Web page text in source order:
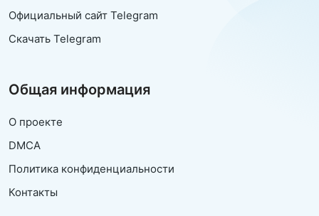
Официальный сайт Telegram
Скачать Telegram
Общая информация
О проекте
DMCA
Политика конфиденциальности
Контакты